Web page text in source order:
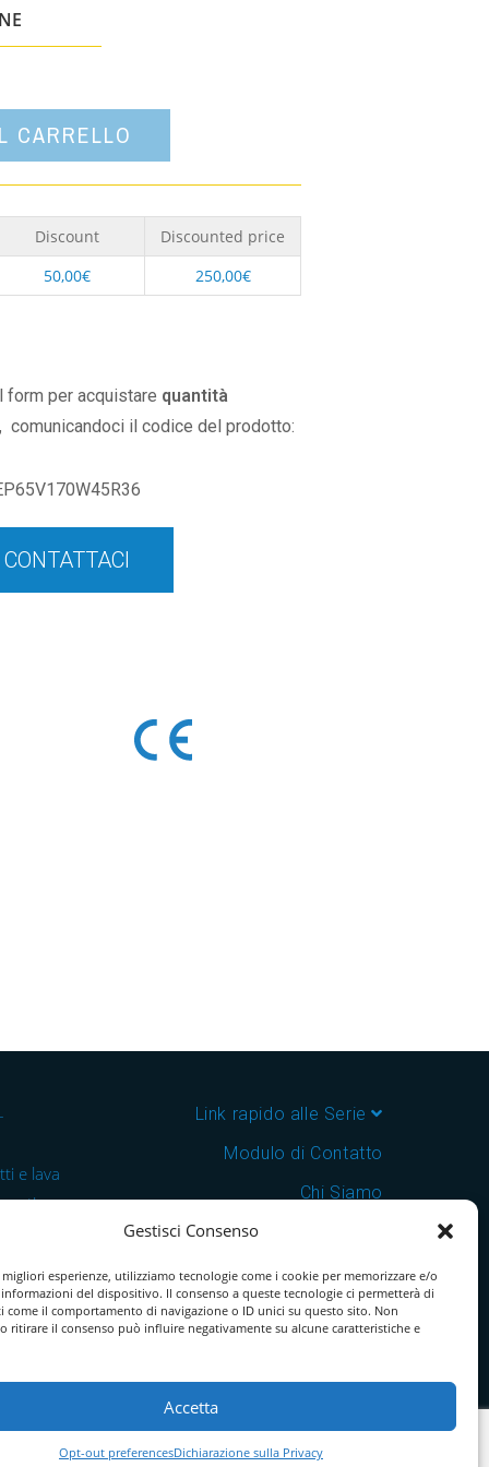
Gestisci Consenso
esperienze, utilizziamo tecnologie come i cookie per memorizzare e/o
informazioni del dispositivo. Il consenso a queste tecnologie ci permetterà di
come il comportamento di navigazione o ID unici su questo sito. Non
ritirare il consenso può influire negativamente su alcune caratteristiche e
Accetta
Opt-out preferencesDichiarazione sulla Privacy
CARRELLO
Discount
Discounted price
50,00€ 250,00€
form per acquistare quantità
comunicandoci il codice del prodotto:
CONTATTACI
e lava
e
Link rapido alle Serie
Modulo di Contatto
Chi Siamo
Download Catalogo PDF
Cookie Policy